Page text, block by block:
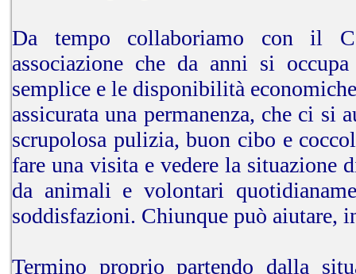
Da tempo collaboriamo con il
associazione che da anni si
semplice e le disponibilità
assicurata una permanenza, che ci si
scrupolosa pulizia, buon cibo e
fare una visita e vedere la situazione
da animali e volontari
soddisfazioni. Chiunque può aiutare,
Termino proprio partendo dalla